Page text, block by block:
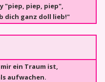
"piep, piep, piep",
dich ganz doll lieb!"
ein Traum ist,
aufwachen.